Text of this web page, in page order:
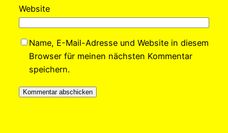
Website
Name, E-Mail-Adresse und Website in diesem
Browser für meinen nächsten Kommentar
speichern.